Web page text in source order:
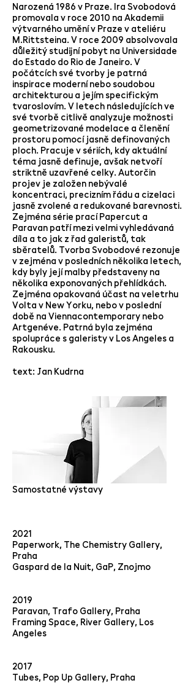
Narozená 1986 v Praze. Ira Svobodová
promovala v roce 2010 na Akademii
výtvarného umění v Praze v ateliéru
M.Rittsteina. V roce 2009 absolvovala
důležitý studijní pobyt na Universidade
do Estado do Rio de Janeiro. V
počátcích své tvorby je patrná
inspirace moderní nebo soudobou
architekturou a jejím specifickým
tvaroslovím. V letech následujících ve
své tvorbě citlivě analyzuje možnosti
geometrizované modelace a členění
prostoru pomocí jasně definovaných
ploch. Pracuje v sériích, kdy aktuální
téma jasně definuje, avšak netvoří
striktně uzavřené celky. Autorčin
projev je založen nebývalé
koncentraci, precizním řádu a cizelaci
jasně zvolené a redukované barevnosti.
Zejména série prací Papercut a
Paravan patří mezi velmi vyhledávaná
díla a to jak z řad galeristů, tak
sběratelů. Tvorba Svobodové rezonuje
v zejména v posledních několika letech,
kdy byly její malby představeny na
několika exponovaných přehlídkách.
Zejména opakovaná účast na veletrhu
Volta v New Yorku, nebo v poslední
době na Viennacontemporary nebo
Artgenève. Patrná byla zejména
spolupráce s galeristy v Los Angeles a
Rakousku.
text: Jan Kudrna
Samostatné výstavy
2021
Paperwork, The Chemistry Gallery,
Praha
Gaspard de la Nuit, GaP, Znojmo
2019
Paravan, Trafo Gallery, Praha
Framing Space, River Gallery, Los
Angeles
2017
Tubes, Pop Up Gallery, Praha